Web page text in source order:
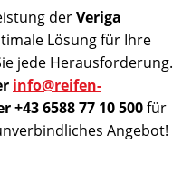
derVeriga
Lösung für Ihre
jede Herausforderung.
info@reifen-
6588 77 10 500für
Angebot!